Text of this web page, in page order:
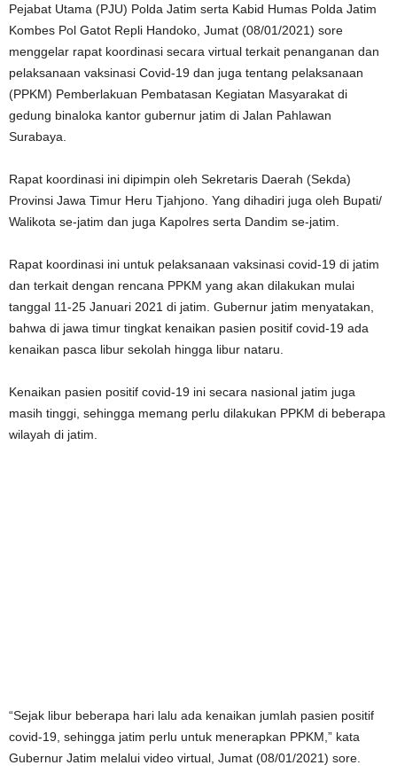
Pejabat Utama (PJU) Polda Jatim serta Kabid Humas Polda Jatim
Kombes Pol Gatot Repli Handoko, Jumat (08/01/2021) sore
menggelar rapat koordinasi secara virtual terkait penanganan dan
pelaksanaan vaksinasi Covid-19 dan juga tentang pelaksanaan
(PPKM) Pemberlakuan Pembatasan Kegiatan Masyarakat di
gedung binaloka kantor gubernur jatim di Jalan Pahlawan
Surabaya.
Rapat koordinasi ini dipimpin oleh Sekretaris Daerah (Sekda)
Provinsi Jawa Timur Heru Tjahjono. Yang dihadiri juga oleh Bupati/
Walikota se-jatim dan juga Kapolres serta Dandim se-jatim.
Rapat koordinasi ini untuk pelaksanaan vaksinasi covid-19 di jatim
dan terkait dengan rencana PPKM yang akan dilakukan mulai
tanggal 11-25 Januari 2021 di jatim. Gubernur jatim menyatakan,
bahwa di jawa timur tingkat kenaikan pasien positif covid-19 ada
kenaikan pasca libur sekolah hingga libur nataru.
Kenaikan pasien positif covid-19 ini secara nasional jatim juga
masih tinggi, sehingga memang perlu dilakukan PPKM di beberapa
wilayah di jatim.
“Sejak libur beberapa hari lalu ada kenaikan jumlah pasien positif
covid-19, sehingga jatim perlu untuk menerapkan PPKM,” kata
Gubernur Jatim melalui video virtual, Jumat (08/01/2021) sore.